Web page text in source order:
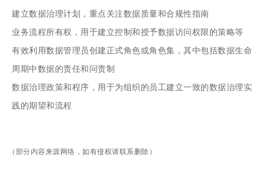
建立数据治理计划，重点关注数据质量和合规性指南
业务流程所有权，用于建立控制和授予数据访问权限的策略等
有效利用数据管理员创建正式角色或角色集，其中包括数据生命
周期中数据的责任和问责制
数据治理政策和程序，用于为组织的员工建立一致的数据治理实
践的期望和流程
（部分内容来源网络，如有侵权请联系删除）